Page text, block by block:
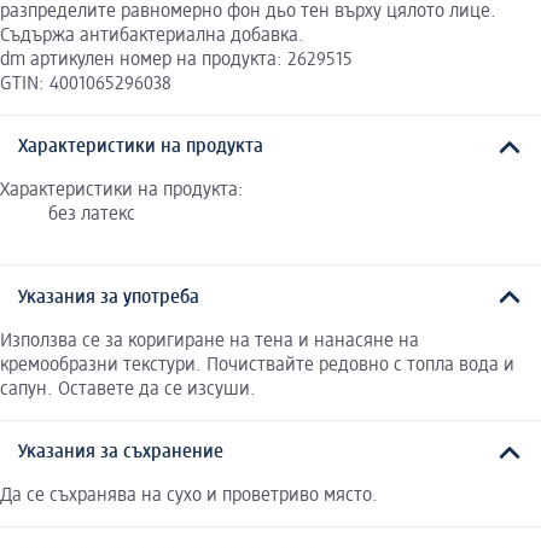
разпределите равномерно фон дьо тен върху цялото лице.
Съдържа антибактериална добавка.
dm артикулен номер на продукта: 2629515
GTIN: 4001065296038
Характеристики на продукта
Характеристики на продукта:
без латекс
Указания за употреба
Използва се за коригиране на тена и нанасяне на
кремообразни текстури. Почиствайте редовно с топла вода и
сапун. Оставете да се изсуши.
Указания за съхранение
Да се съхранява на сухо и проветриво място.